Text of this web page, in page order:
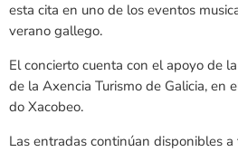
esta cita en uno de los eventos
verano gallego.
El concierto cuenta con el apoyo de
de la Axencia Turismo de Galicia, en
do Xacobeo.
Las entradas continúan disponibles